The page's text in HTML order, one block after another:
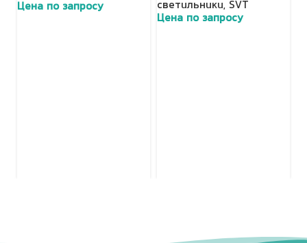
Цена по запросу
светильники, SVT
Цена по запросу